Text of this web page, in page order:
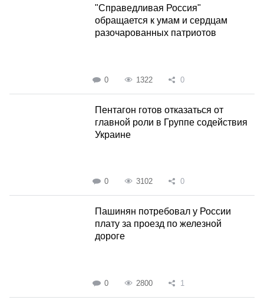
"Справедливая Россия"
обращается к умам и сердцам
разочарованных патриотов
0 1322 0
Пентагон готов отказаться от
главной роли в Группе содействия
Украине
0 3102 0
Пашинян потребовал у России
плату за проезд по железной
дороге
0 2800 1